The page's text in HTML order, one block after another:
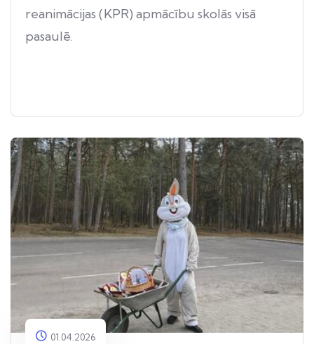
reanimācijas (KPR) apmācību skolās visā
pasaulē.
01.04.2026